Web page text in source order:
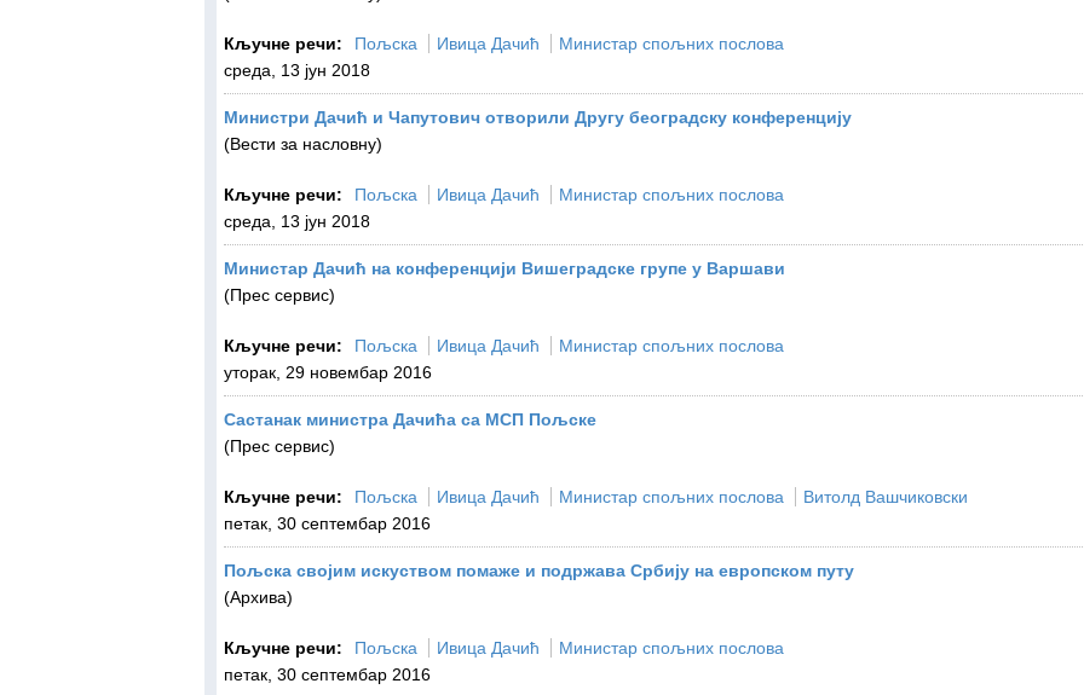
Кључне речи: Пољска Ивица Дачић
Министар спољних послова
среда, 13 јун 2018
Министри Дачић и Чапутович отворили Другу београдску конференцију
(Вести за насловну)
Кључне речи: Пољска Ивица Дачић
Министар спољних послова
среда, 13 јун 2018
Министар Дачић на конференцији Вишеградске групе у Варшави
(Прес сервис)
Кључне речи: Пољска Ивица Дачић
Министар спољних послова
уторак, 29 новембар 2016
Састанак министра Дачића са МСП Пољске
(Прес сервис)
Кључне речи: Пољска Ивица Дачић Министар спољних послова
Витолд Вашчиковски
петак, 30 септембар 2016
Пољска својим искуством помаже и подржава Србију на европском путу
(Архива)
Кључне речи: Пољска Ивица Дачић
Министар спољних послова
петак, 30 септембар 2016